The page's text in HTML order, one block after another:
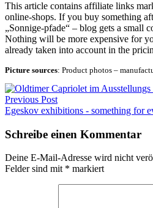
This article contains affiliate links
online-shops. If you buy something
„Sonnige-pfade“ – blog gets a small
Nothing will be more expensive for
already taken into account in the
Picture sources: Product photos –
Beitragsnavigation
Previous Post
Egeskov exhibitions - something for
Schreibe einen Kommentar
Deine E-Mail-Adresse wird nicht
Felder sind mit * markiert